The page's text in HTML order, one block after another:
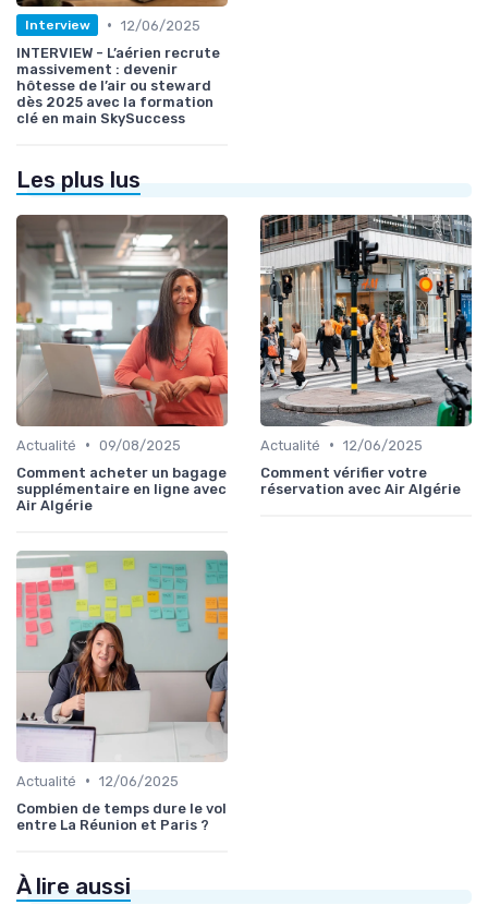
Interview • 12/06/2025
INTERVIEW - L’aérien recrute
massivement : devenir
hôtesse de l’air ou steward
dès 2025 avec la formation
clé en main SkySuccess
Les plus lus
Actualité • 09/08/2025
Comment acheter un bagage
supplémentaire en ligne avec
Air Algérie
Actualité • 12/06/2025
Comment vérifier votre
réservation avec Air Algérie
Actualité • 12/06/2025
Combien de temps dure le vol
entre La Réunion et Paris ?
À lire aussi